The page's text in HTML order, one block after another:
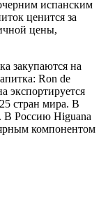
испанским
ценится за
цены,
закупаются на
Ron de
экспортируется
стран мира. В
В Россию Higuana
компонентом